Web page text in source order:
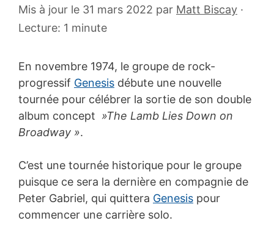
Mis à jour le 31 mars 2022 16
par Matt Biscay ·
Lecture: 1 minute
En novembre 1974, le groupe de rock-
progressif Genesis débute une nouvelle
tournée pour célébrer la sortie de son double
album concept »The Lamb Lies Down on
Broadway ».
C’est une tournée historique pour le groupe
puisque ce sera la dernière en compagnie de
Peter Gabriel, qui quittera Genesis pour
commencer une carrière solo.